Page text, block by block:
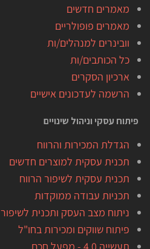
מאמרים חדשים
מאמרים פופולריים
וובינרים למנהלים/ות
כל הכותבים/ות
ארכיון הסקרים
הרשמה לעדכונים אישיים
פיתוח עסקי וניהול שינויים
הגדלת המכירות והרווח
תכנית עסקית למוצרים חדשים
תכנית עסקית לשיפור הרווח
תכניות עבודה ממוקדות
ניתוח מצב העסק ותכנית לשיפור
פיתוח שווקים ומכירות בחו"ל